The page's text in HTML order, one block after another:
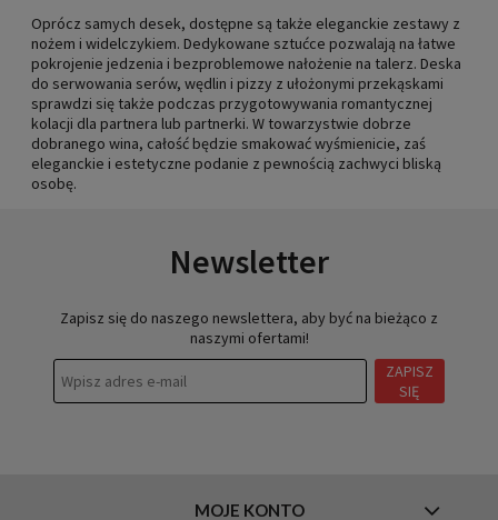
Oprócz samych desek, dostępne są także eleganckie zestawy z
nożem i widelczykiem. Dedykowane sztućce pozwalają na łatwe
pokrojenie jedzenia i bezproblemowe nałożenie na talerz. Deska
do serwowania serów, wędlin i pizzy z ułożonymi przekąskami
sprawdzi się także podczas przygotowywania romantycznej
kolacji dla partnera lub partnerki. W towarzystwie dobrze
dobranego wina, całość będzie smakować wyśmienicie, zaś
eleganckie i estetyczne podanie z pewnością zachwyci bliską
osobę.
Newsletter
Zapisz się do naszego newslettera, aby być na bieżąco z
naszymi ofertami!
ZAPISZ
SIĘ
MOJE KONTO